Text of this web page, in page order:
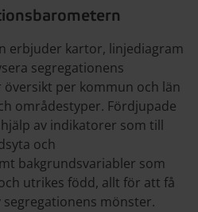
erbjuder kartor, linjediagram
segregationens
översikt per kommun och län
områdestyper. Fördjupade
av indikatorer som till
och
bakgrundsvariabler som
utrikes född, allt för att få
mönster.